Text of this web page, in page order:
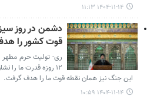
۱۴۰۴-۱۱-۱۴ ۱۱:۱۳
قوت کشور را
ری- تولیت حرم
۱۲ روزه قدرت ما
این جنگ نیز همان نقطه قوت ما را هدف گرفت.
۱۴۰۴-۱۱-۱۴ ۱۰:۵۹